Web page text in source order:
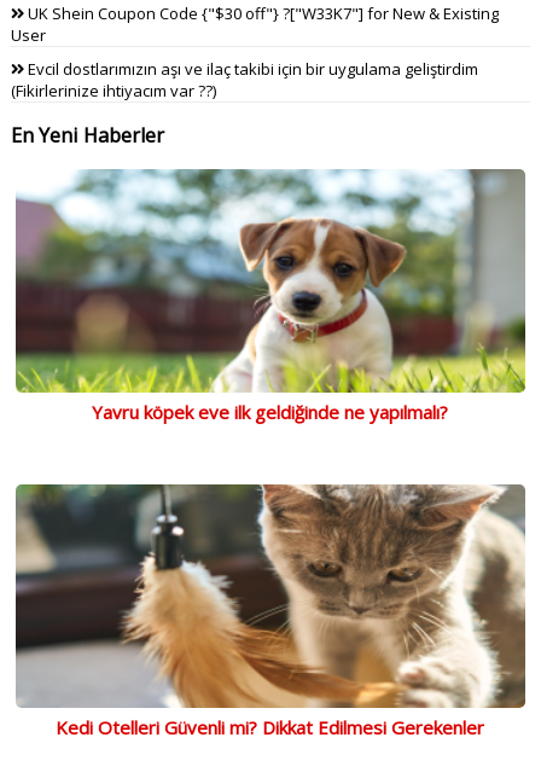
UK Shein Coupon Code {"$30 off"} ?["W33K7"] for New & Existing
User
Evcil dostlarımızın aşı ve ilaç takibi için bir uygulama geliştirdim
(Fikirlerinize ihtiyacım var ??)
En Yeni Haberler
Yavru köpek eve ilk geldiğinde ne yapılmalı?
Kedi Otelleri Güvenli mi? Dikkat Edilmesi Gerekenler